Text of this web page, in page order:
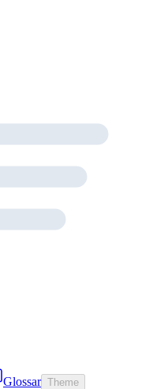
Glossar Theme